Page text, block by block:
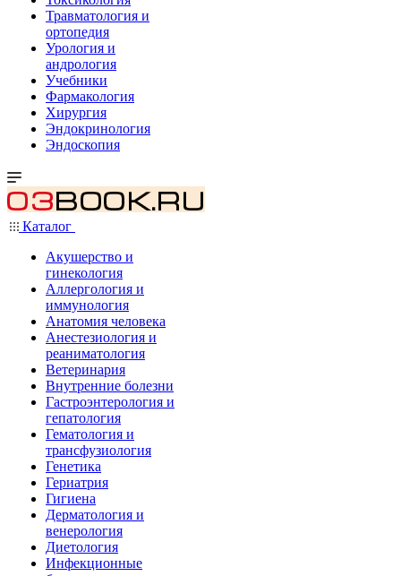
Травматология и
ортопедия
Урология и
андрология
Учебники
Фармакология
Хирургия
Эндокринология
Эндоскопия
Каталог
Акушерство и
гинекология
Аллергология и
иммунология
Анатомия человека
Анестезиология и
реаниматология
Ветеринария
Внутренние болезни
Гастроэнтерология и
гепатология
Гематология и
трансфузиология
Генетика
Гериатрия
Гигиена
Дерматология и
венерология
Диетология
Инфекционные